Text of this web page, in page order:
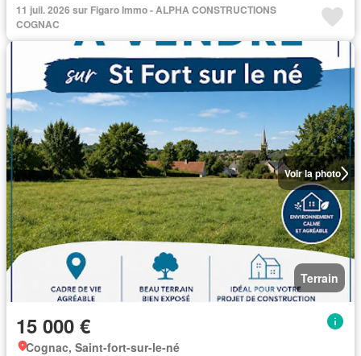
11 juil. 2026 sur Figaro Immo - ALPHA CONSTRUCTIONS
COGNAC
Voir la photo
Terrain
15 000 €
Cognac, Saint-fort-sur-le-né